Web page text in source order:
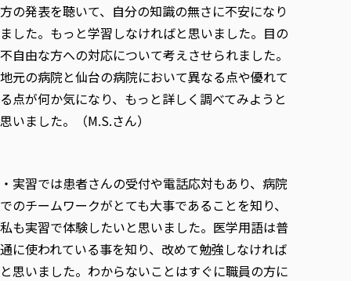
方の発表を聴いて、自分の知識の無さに不安になり
ました。もっと学習しなければと思いました。目の
不自由な方への対応について考えさせられました。
地元の病院と仙台の病院において異なる点や優れて
る点が何か気になり、もっと詳しく調べてみようと
思いました。（M.S.さん）
・実習では患者さんの受付や電話応対もあり、病院
でのチームワークがとても大事であることを知り、
私も実習で体験したいと思いました。医学用語は普
通に使われている事を知り、改めて勉強しなければ
と思いました。わからないことはすぐに職員の方に